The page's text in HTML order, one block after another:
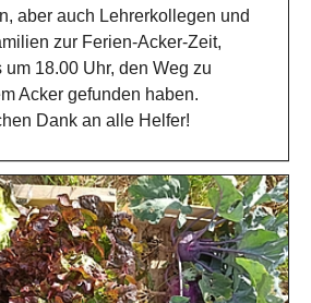
aber auch Lehrerkollegen und
zur Ferien-Acker-Zeit,
um 18.00 Uhr, den Weg zu
Acker gefunden haben.
Dank an alle Helfer!